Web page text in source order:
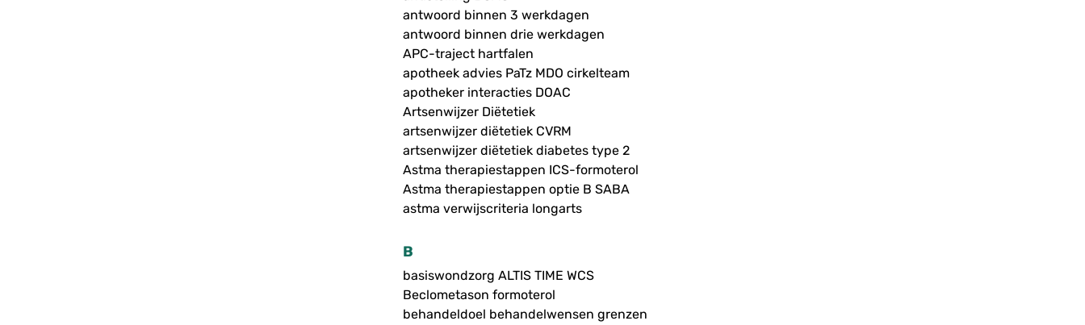
antwoord binnen 3 werkdagen
antwoord binnen drie werkdagen
APC-traject hartfalen
apotheek advies PaTz MDO cirkelteam
apotheker interacties DOAC
Artsenwijzer Diëtetiek
artsenwijzer diëtetiek CVRM
artsenwijzer diëtetiek diabetes type 2
Astma therapiestappen ICS-formoterol
Astma therapiestappen optie B SABA
astma verwijscriteria longarts
B
basiswondzorg ALTIS TIME WCS
Beclometason formoterol
behandeldoel behandelwensen grenzen